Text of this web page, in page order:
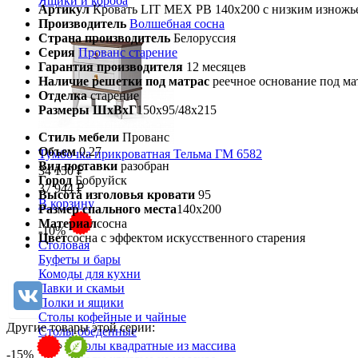
Тумбочка прикроватная Тельма ГМ 6582
34 150 ₽
37 944 ₽
В корзину
-10%
Столовая
Буфеты и бары
Комоды для кухни
Лавки и скамьи
Полки и ящики
Столы кофейные и чайные
Столы обеденные
Столы квадратные из массива
Артикул Кровать LIT MEX PB 140х200 с низким
Производитель Волшебная сосна
Страна производитель Белоруссия
Серия Прованс старение
Гарантия производителя 12 месяцев
Наличие решетки под матрас реечное основание под
Отделка старение
Размеры ШхВхГ150х95/48х215
Стиль мебели Прованс
Объем 0,27
Вид поставки разобран
Город Бобруйск
Высота изголовья кровати 95
Размер спального места140х200
Материалсосна
Цветсосна с эффектом искусственного старения
Другие товары этой серии:
-15%